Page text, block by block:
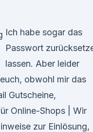
Ich habe sogar das
Passwort
lassen. Aber leider
obwohl mir das
Gutscheine,
Online-Shops | Wir
zur Einlösung,